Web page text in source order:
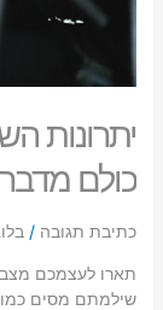
כולם
כתיבת תגובה /
תארו לעצמכם
שילמתם מסים כמו